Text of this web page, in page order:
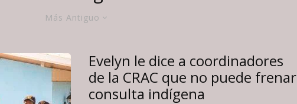
Más Antiguo
Evelyn le dice a coordinadores
de la CRAC que no puede frenar
consulta indígena